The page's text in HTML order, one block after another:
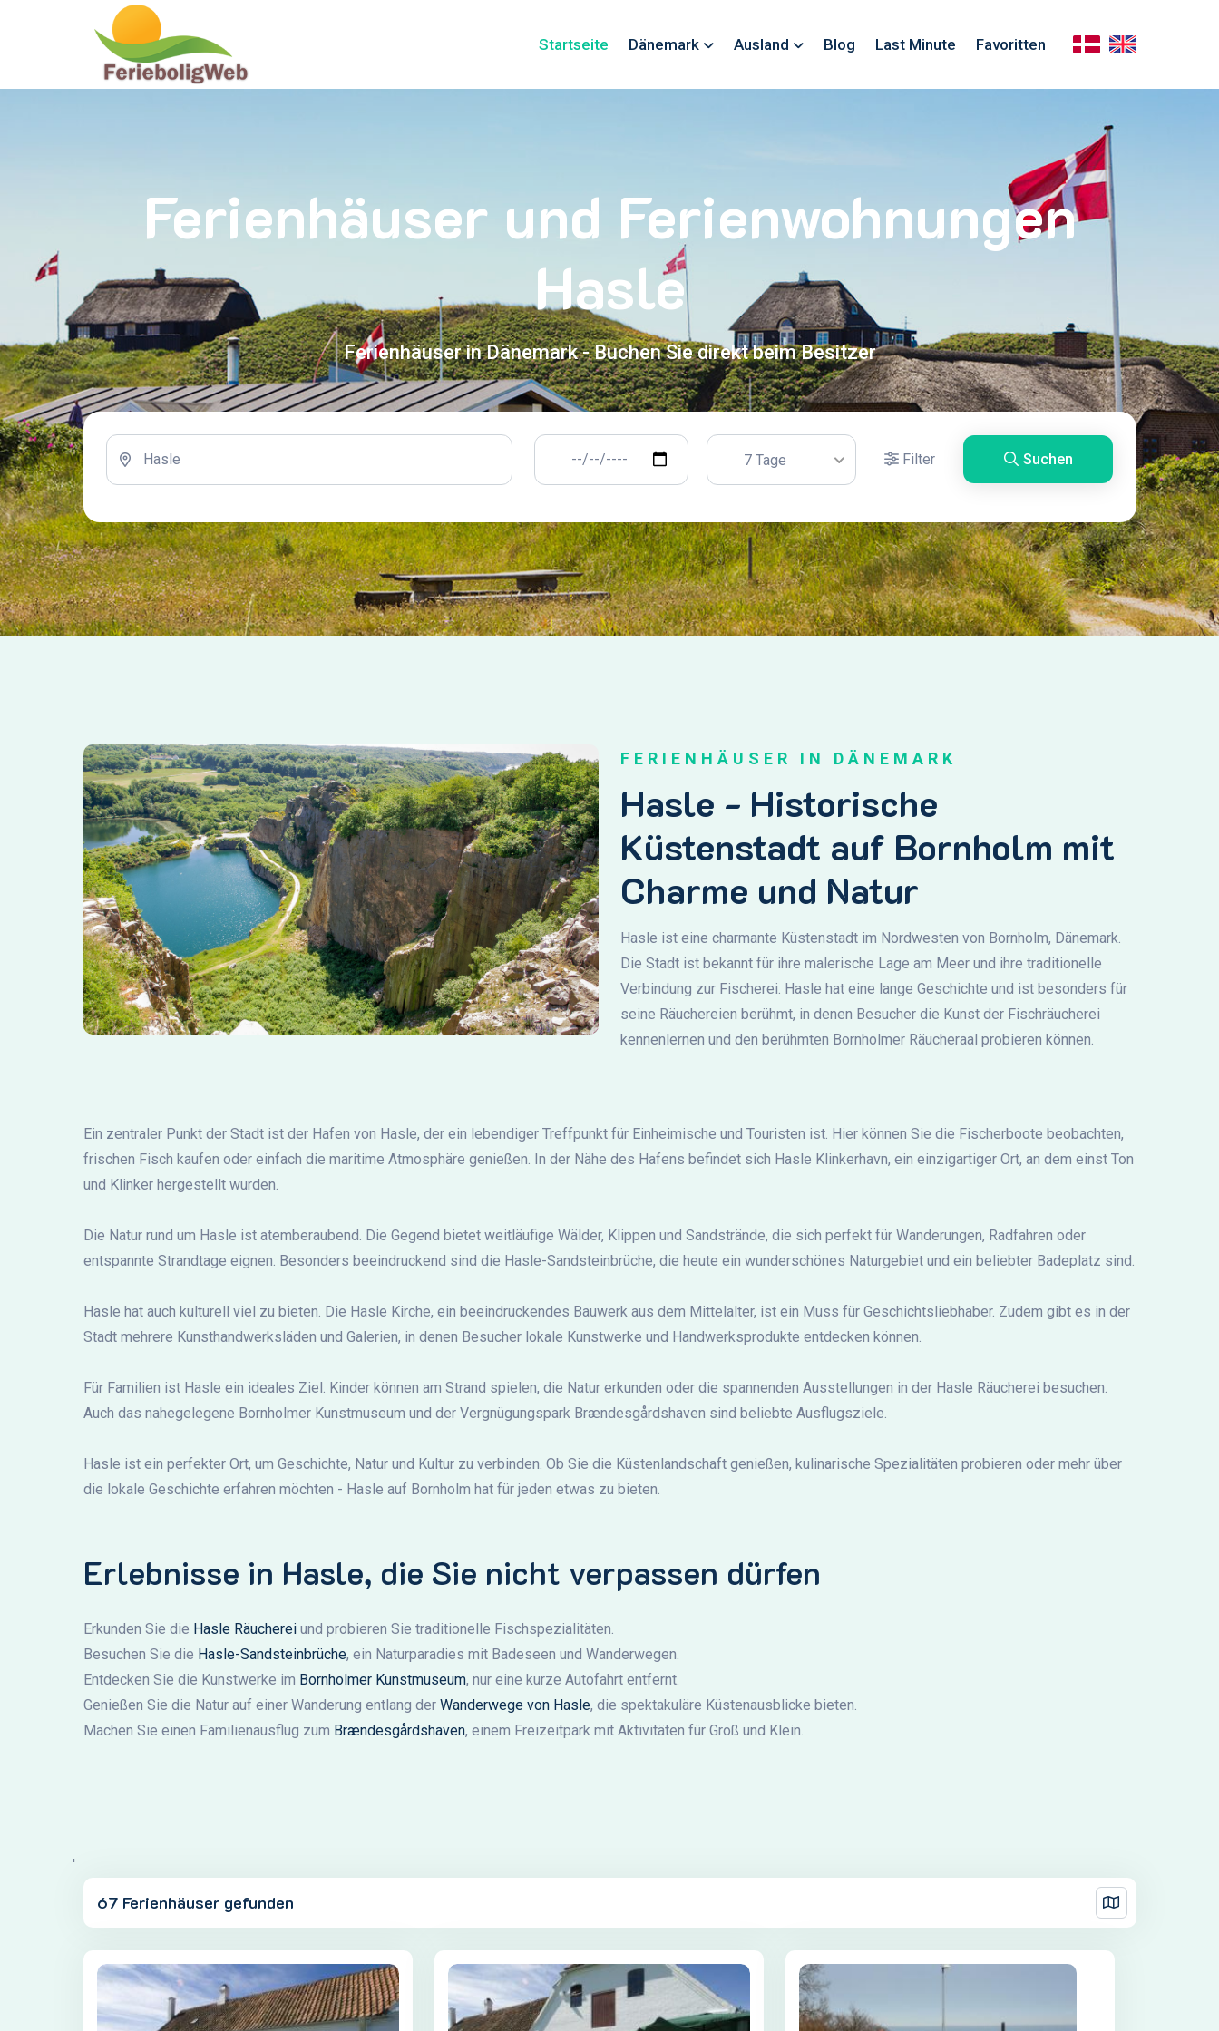
Startseite Dänemark Ausland Blog Last Minute Favoritten
Ferienhäuser und Ferienwohnungen
Hasle
Ferienhäuser in Dänemark - Buchen Sie direkt beim Besitzer
7 Tage Filter Suchen
FERIENHÄUSER IN DÄNEMARK
Hasle - Historische
Küstenstadt auf Bornholm mit
Charme und Natur
Hasle ist eine charmante Küstenstadt im Nordwesten von Bornholm, Dänemark.
Die Stadt ist bekannt für ihre malerische Lage am Meer und ihre traditionelle
Verbindung zur Fischerei. Hasle hat eine lange Geschichte und ist besonders für
seine Räuchereien berühmt, in denen Besucher die Kunst der Fischräucherei
kennenlernen und den berühmten Bornholmer Räucheraal probieren können.
Ein zentraler Punkt der Stadt ist der Hafen von Hasle, der ein lebendiger Treffpunkt für Einheimische und Touristen ist. Hier können Sie die Fischerboote beobachten,
frischen Fisch kaufen oder einfach die maritime Atmosphäre genießen. In der Nähe des Hafens befindet sich Hasle Klinkerhavn, ein einzigartiger Ort, an dem einst Ton
und Klinker hergestellt wurden.
Die Natur rund um Hasle ist atemberaubend. Die Gegend bietet weitläufige Wälder, Klippen und Sandstrände, die sich perfekt für Wanderungen, Radfahren oder
entspannte Strandtage eignen. Besonders beeindruckend sind die Hasle-Sandsteinbrüche, die heute ein wunderschönes Naturgebiet und ein beliebter Badeplatz sind.
Hasle hat auch kulturell viel zu bieten. Die Hasle Kirche, ein beeindruckendes Bauwerk aus dem Mittelalter, ist ein Muss für Geschichtsliebhaber. Zudem gibt es in der
Stadt mehrere Kunsthandwerksläden und Galerien, in denen Besucher lokale Kunstwerke und Handwerksprodukte entdecken können.
Für Familien ist Hasle ein ideales Ziel. Kinder können am Strand spielen, die Natur erkunden oder die spannenden Ausstellungen in der Hasle Räucherei besuchen.
Auch das nahegelegene Bornholmer Kunstmuseum und der Vergnügungspark Brændesgårdshaven sind beliebte Ausflugsziele.
Hasle ist ein perfekter Ort, um Geschichte, Natur und Kultur zu verbinden. Ob Sie die Küstenlandschaft genießen, kulinarische Spezialitäten probieren oder mehr über
die lokale Geschichte erfahren möchten - Hasle auf Bornholm hat für jeden etwas zu bieten.
Erlebnisse in Hasle, die Sie nicht verpassen dürfen
Erkunden Sie die Hasle Räuchereiund probieren Sie traditionelle Fischspezialitäten.
Besuchen Sie die Hasle-Sandsteinbrüche, ein Naturparadies mit Badeseen und Wanderwegen.
Entdecken Sie die Kunstwerke im Bornholmer Kunstmuseum, nur eine kurze Autofahrt entfernt.
Genießen Sie die Natur auf einer Wanderung entlang der Wanderwege von Hasle, die spektakuläre Küstenausblicke bieten.
Machen Sie einen Familienausflug zum Brændesgårdshaven, einem Freizeitpark mit Aktivitäten für Groß und Klein.
'
67 Ferienhäuser gefunden